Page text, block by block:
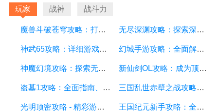
玩家 战神 战斗力
魔兽斗破苍穹攻略：打造最强战队、掌握绝世神技 无尽深渊攻略：探索深渊的秘密，成为最强战士
神武65攻略：详细游戏攻略方面的描述 幻城手游攻略：全面解析游戏技巧、装备选择和副本攻略
神魔幻境攻略：探索无尽的魔幻世界，成为顶尖玩家 新仙剑OL攻略：成为顶级仙侠大侠的秘诀与技巧
盗墓1攻略：全面指南、秘籍和技巧 三国乱世赤壁之战攻略：详细游戏攻略方面的描述
光明顶密攻略 - 精彩游戏攻略分享，助你征服光明顶的挑战 王国纪元新手攻略：全面解析游戏基础、升级策略和资源管理